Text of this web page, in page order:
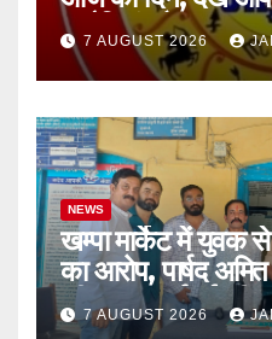
चुनौतियां और नए
7 AUGUST 2026
NEWS
खम्पा मार्केट में युवक
का आरोप, पार्षद
की सख्त कार्रवाई की
7 AUGUST 2026